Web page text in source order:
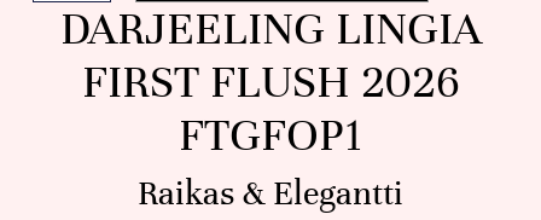
DARJEELING LINGIA
FIRST FLUSH 2026
FTGFOP1
Raikas & Elegantti